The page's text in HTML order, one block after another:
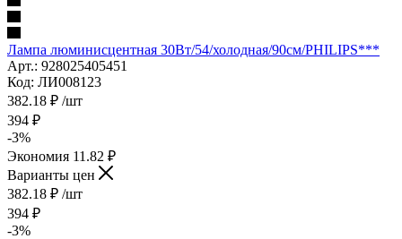
Лампа люминисцентная 30Вт/54/холодная/90см/PHILIPS***
Арт.: 928025405451
Код: ЛИ008123
382.18 ₽ /шт
394 ₽
-3%
Экономия 11.82 ₽
Варианты цен
382.18 ₽ /шт
394 ₽
-3%